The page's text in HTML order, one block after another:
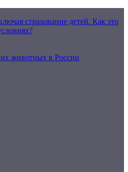
страхование детей. Как это
животных в России